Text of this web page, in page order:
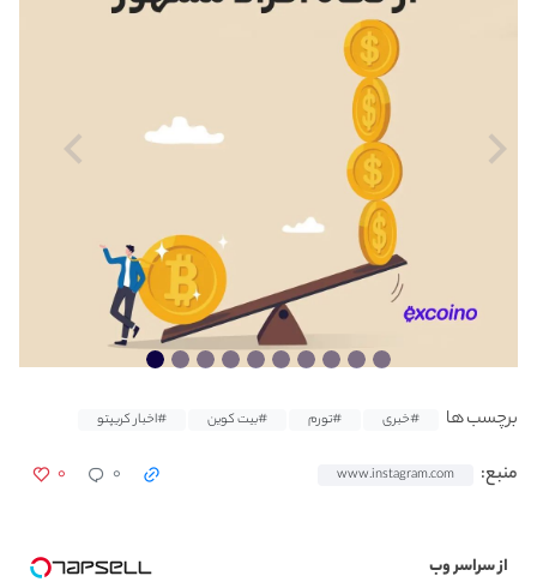
برچسب ها #خبری #تورم #بیت کوین #اخبار کریپتو
منبع: www.instagram.com ۰ ۰
از سراسر وب